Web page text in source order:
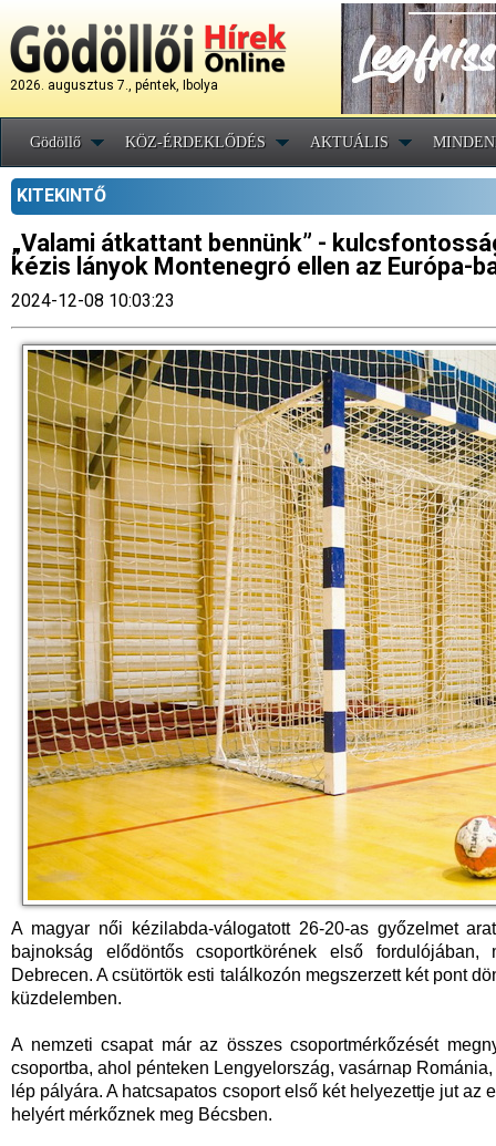
2026. augusztus 7., péntek, Ibolya
Gödöllő KÖZ-ÉRDEKLŐDÉS AKTUÁLIS
KITEKINTŐ
„Valami átkattant bennünk” -
kézis lányok Montenegró ellen az Európa-
2024-12-08 10:03:23
A magyar női kézilabda-válogatott 26-20-as győzelmet
bajnokság elődöntős csoportkörének első
Debrecen. A csütörtök esti találkozón megszerzett két pont
küzdelemben.
A nemzeti csapat már az összes csoportmérkőzését
csoportba, ahol pénteken Lengyelország, vasárnap
lép pályára. A hatcsapatos csoport első két helyezettje jut
helyért mérkőznek meg Bécsben.